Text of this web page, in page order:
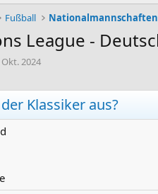
Fußball Nationalmannschaften
League -
Okt. 2024
Klassiker aus?